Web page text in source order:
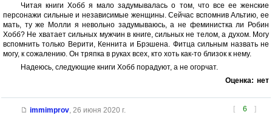
Читая книги Хобб я мало задумывалась о том, что все ее женские
персонажи сильные и независимые женщины. Сейчас вспомнив Альтию, ее
мать, ту же Молли я невольно задумываюсь, а не феминистка ли Робин
Хобб? Не хватает сильных мужчин в книге, сильных не телом, а духом. Могу
вспомнить только Верити, Кеннита и Брэшена. Фитца сильным назвать не
могу, к сожалению. Он тряпка в руках всех, кто хоть как-то близок к нему.
Надеюсь, следующие книги Хобб порадуют, а не огорчат.
Оценка: нет
[ 6 ]
immimprov, 26 июня 2020 г.